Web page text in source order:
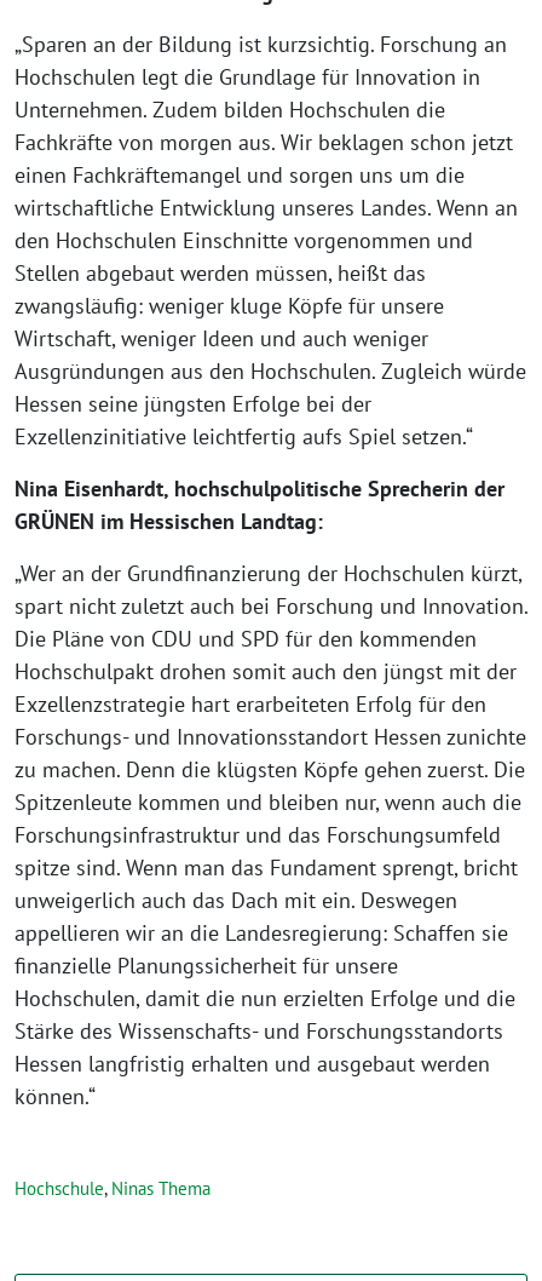
„Sparen an der Bildung ist kurzsichtig. Forschung an
Hochschulen legt die Grundlage für Innovation in
Unternehmen. Zudem bilden Hochschulen die
Fachkräfte von morgen aus. Wir beklagen schon jetzt
einen Fachkräftemangel und sorgen uns um die
wirtschaftliche Entwicklung unseres Landes. Wenn an
den Hochschulen Einschnitte vorgenommen und
Stellen abgebaut werden müssen, heißt das
zwangsläufig: weniger kluge Köpfe für unsere
Wirtschaft, weniger Ideen und auch weniger
Ausgründungen aus den Hochschulen. Zugleich würde
Hessen seine jüngsten Erfolge bei der
Exzellenzinitiative leichtfertig aufs Spiel setzen.“
Nina Eisenhardt, hochschulpolitische Sprecherin der
GRÜNEN im Hessischen Landtag:
„Wer an der Grundfinanzierung der Hochschulen kürzt,
spart nicht zuletzt auch bei Forschung und Innovation.
Die Pläne von CDU und SPD für den kommenden
Hochschulpakt drohen somit auch den jüngst mit der
Exzellenzstrategie hart erarbeiteten Erfolg für den
Forschungs- und Innovationsstandort Hessen zunichte
zu machen. Denn die klügsten Köpfe gehen zuerst. Die
Spitzenleute kommen und bleiben nur, wenn auch die
Forschungsinfrastruktur und das Forschungsumfeld
spitze sind. Wenn man das Fundament sprengt, bricht
unweigerlich auch das Dach mit ein. Deswegen
appellieren wir an die Landesregierung: Schaffen sie
finanzielle Planungssicherheit für unsere
Hochschulen, damit die nun erzielten Erfolge und die
Stärke des Wissenschafts- und Forschungsstandorts
Hessen langfristig erhalten und ausgebaut werden
können.“
Hochschule, Ninas Thema